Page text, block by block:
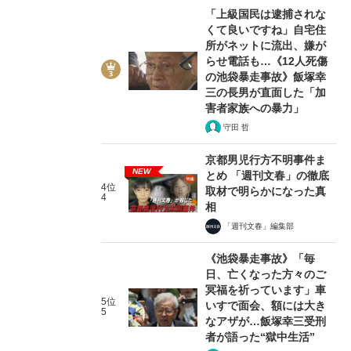
「上級国民は逮捕されな
くて良いですね」自宅住
所がネットに流出、嫌が
らせ電話も…《12人死傷
の池袋暴走事故》飯塚幸
三の長男が直面した「加
害者家族への暴力」
守田 哲
4位
4
NEW
京都男児行方不明事件ま
とめ 「週刊文春」の徹底
取材で明らかになった真
相
「週刊文春」編集部
5位
5
《池袋暴走事故》「毎
日、亡くなった方々のご
冥福を祈っています」車
いすで面会、額には大き
なアザが…飯塚幸三受刑
者が語った“獄中生活”